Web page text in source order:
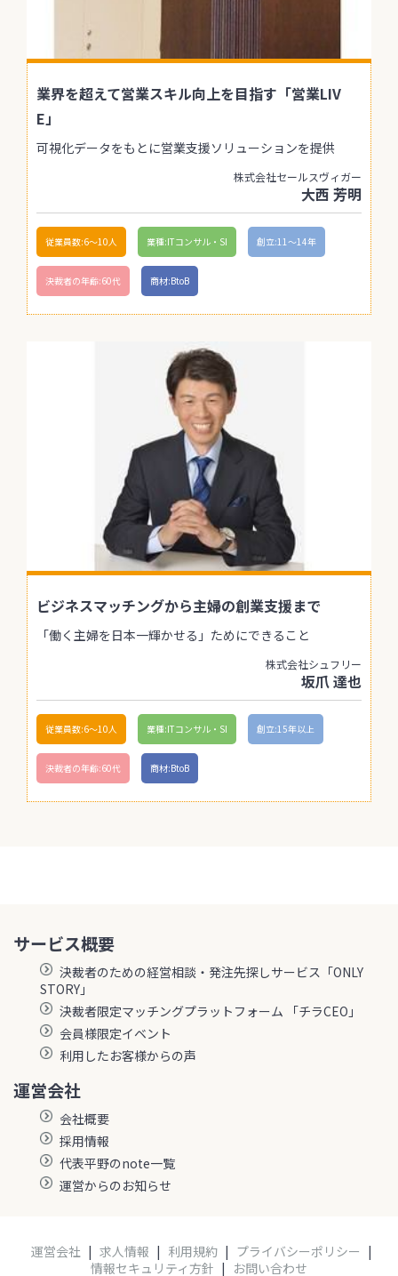
業界を超えて営業スキル向上を目指す「営業LIV
E」
可視化データをもとに営業支援ソリューションを提供
株式会社セールスヴィガー
大西 芳明
従業員数:6～10人 業種:ITコンサル・SI 創立:11〜14年
決裁者の年齢:60代 商材:BtoB
ビジネスマッチングから主婦の創業支援まで
「働く主婦を日本一輝かせる」ためにできること
株式会社シュフリー
坂爪 達也
従業員数:6～10人 業種:ITコンサル・SI 創立:15年以上
決裁者の年齢:60代 商材:BtoB
サービス概要
決裁者のための経営相談・発注先探しサービス「ONLY
STORY」
決裁者限定マッチングプラットフォーム 「チラCEO」
会員様限定イベント
利用したお客様からの声
運営会社
会社概要
採用情報
代表平野のnote一覧
運営からのお知らせ
運営会社 | 求人情報 | 利用規約 | プライバシーポリシー |
情報セキュリティ方針 | お問い合わせ